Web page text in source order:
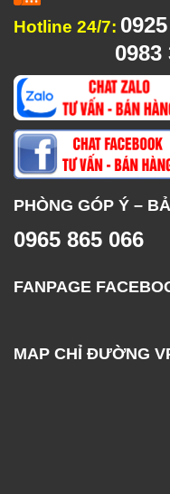
Hotline 24/7:
0983
PHÒNG GÓP Ý –
0965 865 066
FANPAGE
MAP CHỈ ĐƯỜNG